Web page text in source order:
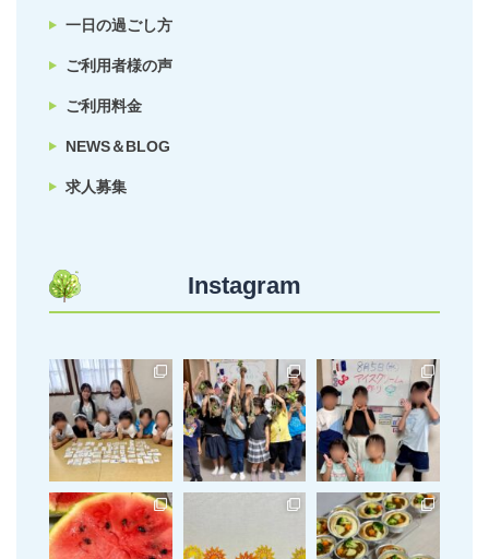
一日の過ごし方
ご利用者様の声
ご利用料金
NEWS＆BLOG
求人募集
Instagram